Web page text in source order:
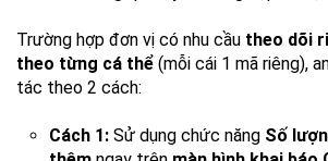
Trường hợp đơn vị có nhu cầu theo dõi
theo từng cá thể (mỗi cái 1 mã riêng),
tác theo 2 cách:
Cách 1: Sử dụng chức năng Số